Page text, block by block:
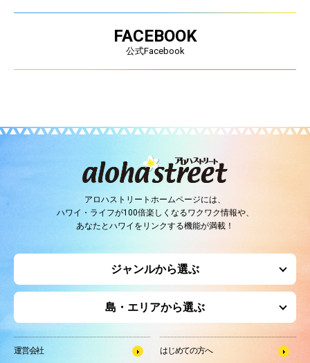
FACEBOOK
公式Facebook
アロハストリートホームページには、
ハワイ・ライフが100倍楽しくなるワクワク情報や、
あなたとハワイをリンクする機能が満載！
ジャンルから選ぶ
島・エリアから選ぶ
運営会社 はじめての方へ